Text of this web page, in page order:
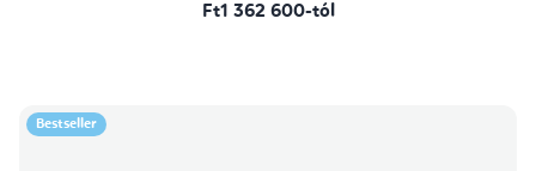
Ft1 362 600-tól
Bestseller